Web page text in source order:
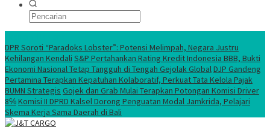
DPR Soroti “Paradoks Lobster”: Potensi Melimpah, Negara Justru
Kehilangan Kendali S&P Pertahankan Rating Kredit Indonesia BBB, Bukti
Ekonomi Nasional Tetap Tangguh di Tengah Gejolak GlobalDJP Gandeng
Pertamina Terapkan Kepatuhan Kolaboratif, Perkuat Tata Kelola Pajak
BUMN Strategis Gojek dan Grab Mulai Terapkan Potongan Komisi Driver
8℅Komisi II DPRD Kalsel Dorong Penguatan Modal Jamkrida, Pelajari
Skema Kerja Sama Daerah di Bali